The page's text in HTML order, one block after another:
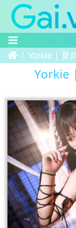
Trang chủYorkie｜夏鸽鸽 - 女
Yorkie